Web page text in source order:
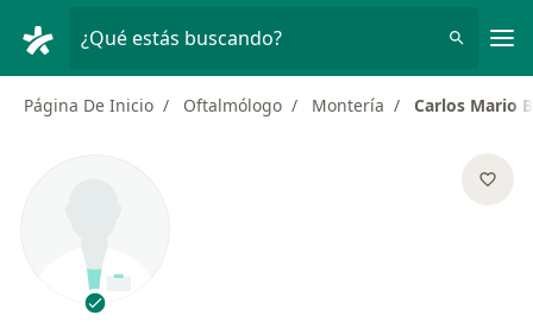
¿Qué estás buscando?
Página De Inicio Oftalmólogo Montería Carlos Mario